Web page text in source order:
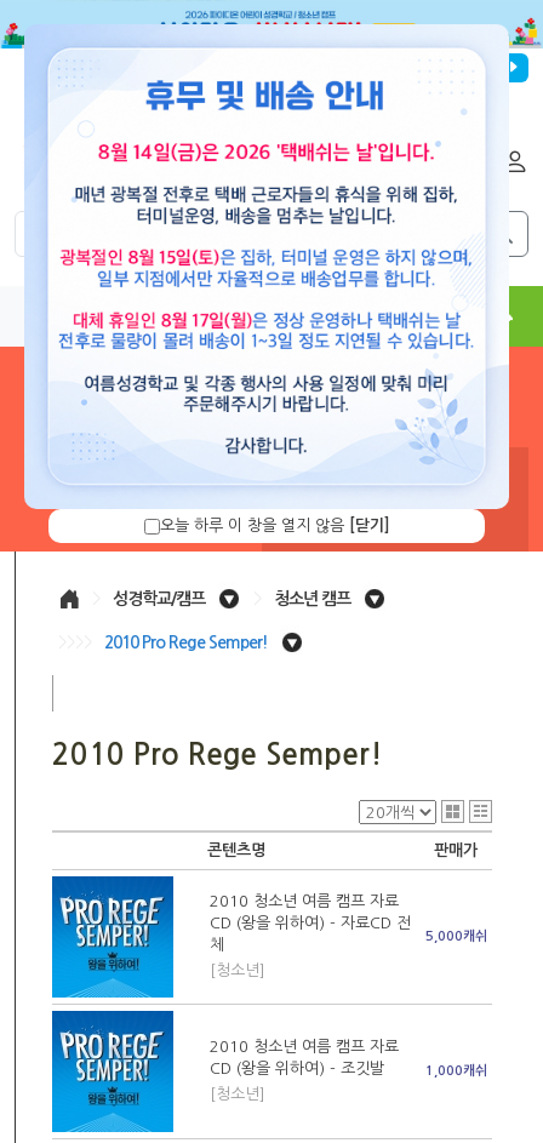
파이디온선교회
도서 뮤직 용품 현수막 콘텐츠
로그인 하시면 보유 캐쉬 확
니다.
성경학교/캠프 청소년 캠프
2010 Pro Rege Semper!
2010 Pro Rege Semper!
콘텐츠명 판매가
2010 청소년 여름 캠프 자료
CD (왕을 위하여) - 자료CD 전
체
[청소년]
5,000캐쉬
2010 청소년 여름 캠프 자료
CD (왕을 위하여) - 조깃발
[청소년]
1,000캐쉬
오늘 하루 이 창을 열지 않음 [닫기]